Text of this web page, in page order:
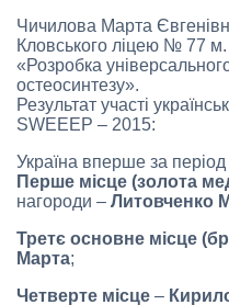
Чичилова Марта
Кловського ліцею № 77
«Розробка
остеосинтезу».
Результат участі
SWEEEP – 2015:
Україна вперше за період
Перше місце (золота
нагороди – Литовченко
Третє основне місце
Марта;
Четверте місце –